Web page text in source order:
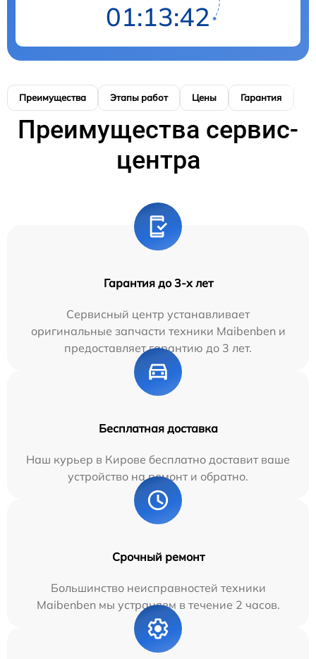
01:13:41
Преимущества Этапы работ Цены Гарантия
Преимущества сервис-
центра
Гарантия до 3-х лет
Сервисный центр устанавливает
оригинальные запчасти техники Maibenben и
предоставляет гарантию до 3 лет.
Бесплатная доставка
Наш курьер в Кирове бесплатно доставит ваше
устройство на ремонт и обратно.
Срочный ремонт
Большинство неисправностей техники
Maibenben мы устраняем в течение 2 часов.